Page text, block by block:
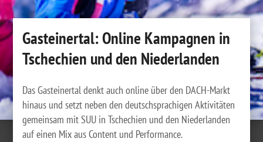
Gasteinertal: Online Kampagnen in
Tschechien und den Niederlanden
Das Gasteinertal denkt auch online über den DACH-Markt
hinaus und setzt neben den deutschsprachigen Aktivitäten
gemeinsam mit SUU in Tschechien und den Niederlanden
auf einen Mix aus Content und Performance.